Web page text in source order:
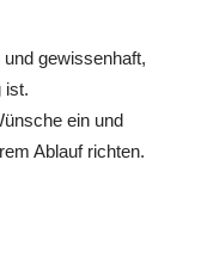
gewissenhaft,
ist.
ein und
Ablauf richten.